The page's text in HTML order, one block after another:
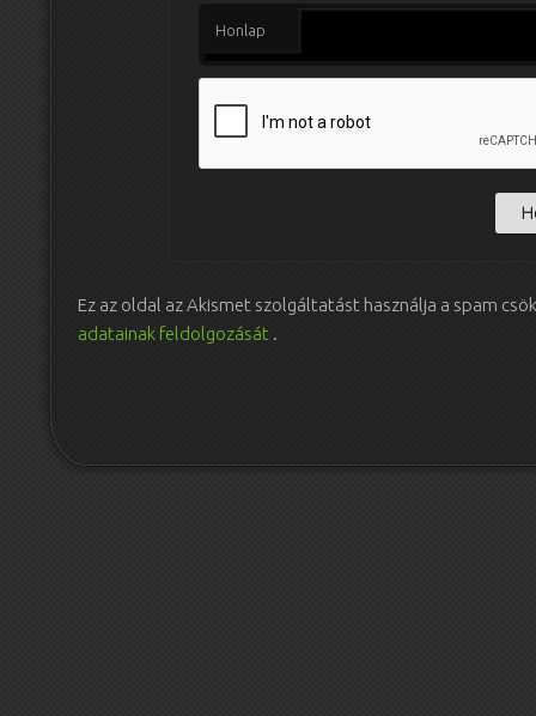
Honlap
Ez az oldal az Akismet szolgáltatást használja a spam
adatainak feldolgozását .